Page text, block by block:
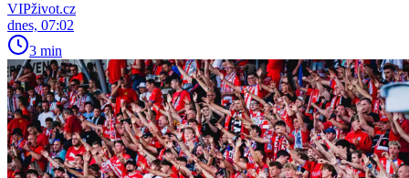
VIPživot.cz
dnes, 07:02
3 min